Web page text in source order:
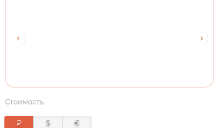
Стоимость
₽ $ €